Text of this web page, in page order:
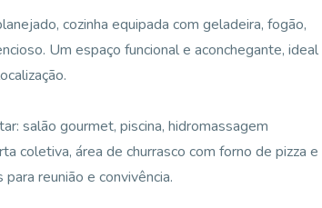
cozinha equipada com geladeira, fogão,
Um espaço funcional e aconchegante, ideal
salão gourmet, piscina, hidromassagem
coletiva, área de churrasco com forno de pizza e
reunião e convivência.